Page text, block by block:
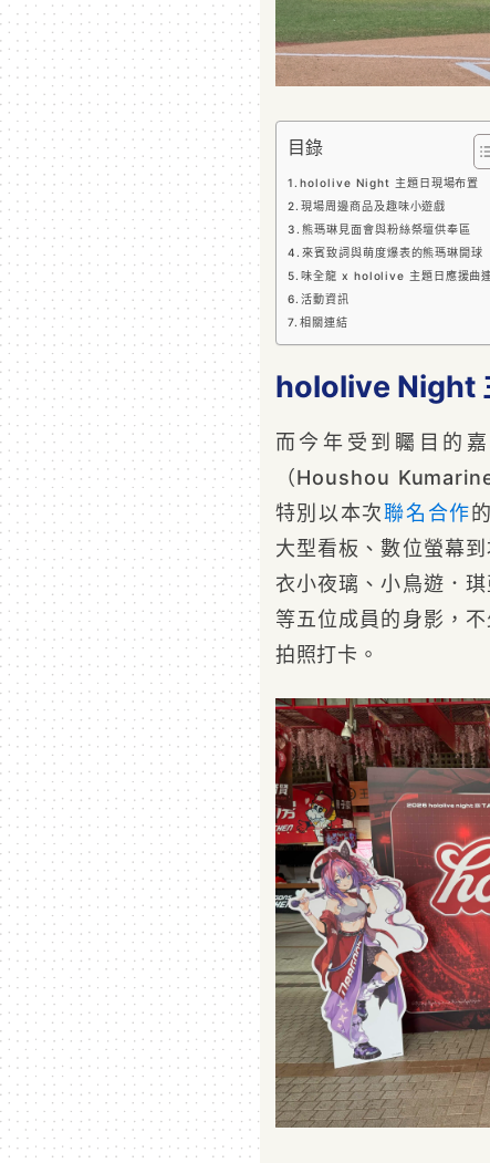
目錄
hololive Night 主題日現場布置
現場周邊商品及趣味小遊戲
熊瑪琳見面會與粉絲祭壇供奉區
來賓致詞與萌度爆表的熊瑪琳開球
味全龍 x hololive 主題日應援曲
活動資訊
相關連結
hololive Night
而今年受到矚目的
（Houshou
特別以本次聯名 合作的
大型看板、數位螢幕
衣小夜璃、小鳥遊．
等五位成員的身影，
拍照打卡。